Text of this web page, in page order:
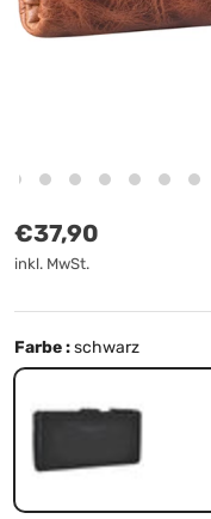
Normaler Preis
€37,90
inkl. MwSt.
Farbe :schwarz